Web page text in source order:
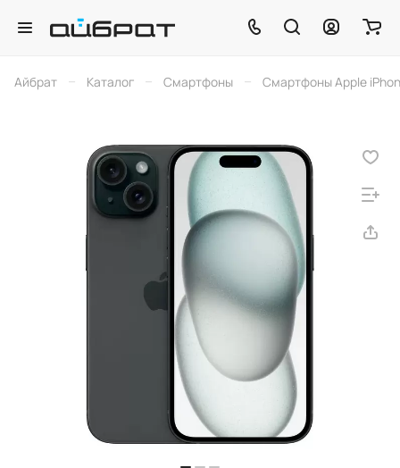
Айбрат – Каталог – Смартфоны – Смартфоны Apple